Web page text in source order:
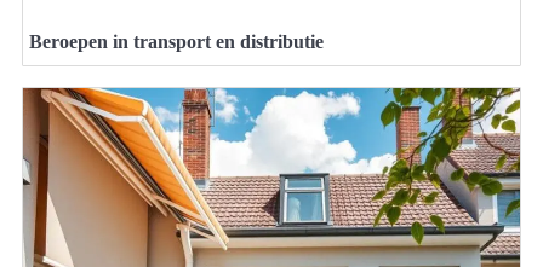
Beroepen in transport en distributie